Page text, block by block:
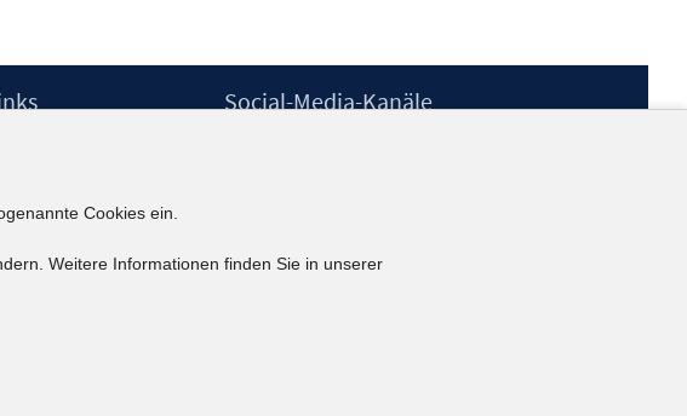
Social-Media-Kanäle
kununu
Cookies ein.
Weitere Informationen finden Sie in unserer